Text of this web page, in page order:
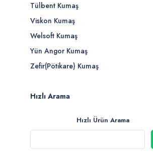
Tülbent Kumaş
Viskon Kumaş
Welsoft Kumaş
Yün Angor Kumaş
Zefir(Pötikare) Kumaş
Hızlı Arama
Hızlı Ürün Arama